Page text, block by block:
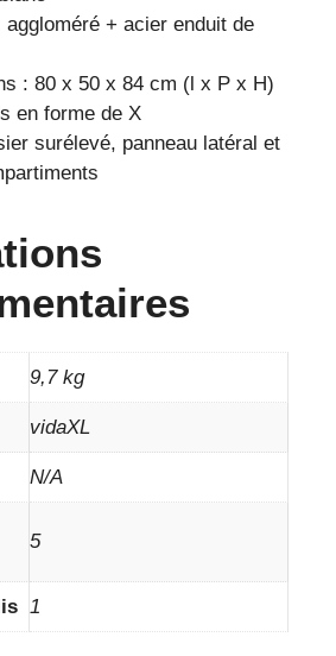
aggloméré + acier enduit de
: 80 x 50 x 84 cm (l x P x H)
en forme de X
surélevé, panneau latéral et
9,7 kg
vidaXL
N/A
5
1